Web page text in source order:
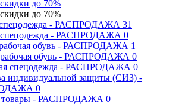
до 70%
до 70%
спецодежда - РАСПРОДАЖА 31
спецодежда - РАСПРОДАЖА 0
обувь - РАСПРОДАЖА 1
обувь - РАСПРОДАЖА 0
спецодежда - РАСПРОДАЖА 0
индивидуальной защиты (СИЗ) -
0
товары - РАСПРОДАЖА 0